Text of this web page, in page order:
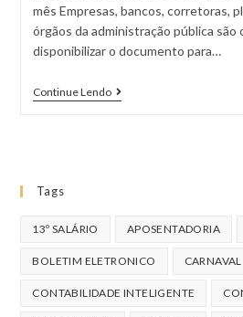
mês Empresas, bancos, corretoras,
órgãos da administração pública são
disponibilizar o documento para…
Continue Lendo
Tags
13º SALÁRIO APOSENTADORIA
BOLETIM ELETRONICO CARNAVAL
CONTABILIDADE INTELIGENTE